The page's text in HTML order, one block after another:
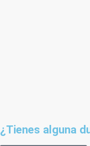
¿Tienes alguna